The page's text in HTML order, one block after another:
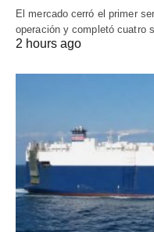
El mercado cerró el primer
operación y completó cuatro
2 hours ago